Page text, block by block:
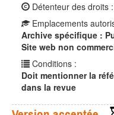
Détenteur des droits :
Emplacements
Archive spécifique :
Site web non
Conditions :
Doit mentionner la
dans la revue